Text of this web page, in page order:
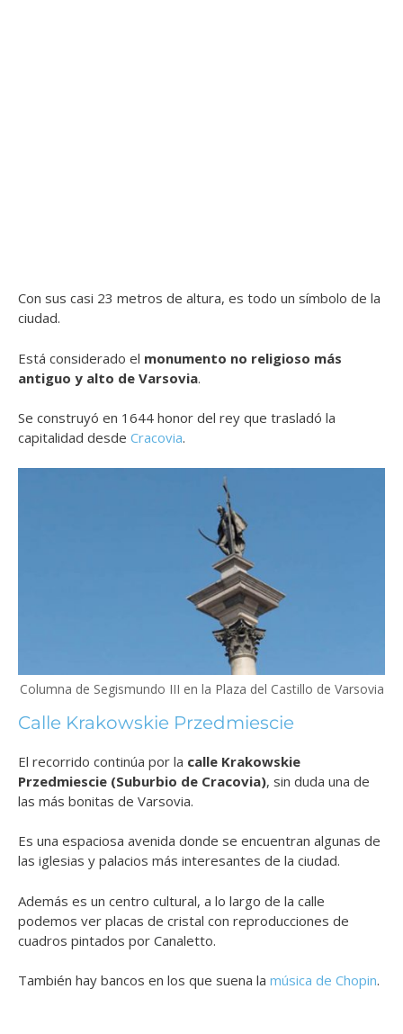
Con sus casi 23 metros de altura, es todo un símbolo de la
ciudad.
Está considerado el monumento no religioso más
antiguo y alto de Varsovia.
Se construyó en 1644 honor del rey que trasladó la
capitalidad desde Cracovia.
Columna de Segismundo III en la Plaza del Castillo de Varsovia
Calle Krakowskie Przedmiescie
El recorrido continúa por la calle Krakowskie
Przedmiescie (Suburbio de Cracovia), sin duda una de
las más bonitas de Varsovia.
Es una espaciosa avenida donde se encuentran algunas de
las iglesias y palacios más interesantes de la ciudad.
Además es un centro cultural, a lo largo de la calle
podemos ver placas de cristal con reproducciones de
cuadros pintados por Canaletto.
También hay bancos en los que suena la música de Chopin.